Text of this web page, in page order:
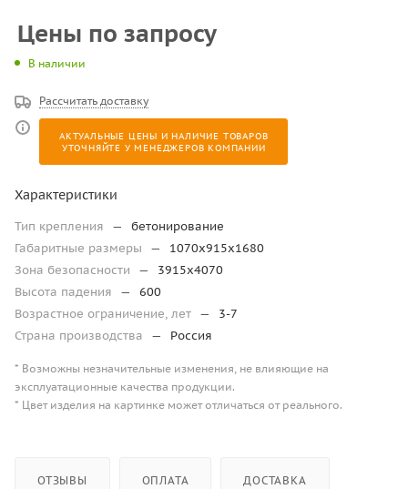
Цены по запросу
В наличии
Рассчитать доставку
АКТУАЛЬНЫЕ ЦЕНЫ И НАЛИЧИЕ ТОВАРОВ
УТОЧНЯЙТЕ У МЕНЕДЖЕРОВ КОМПАНИИ
Характеристики
Тип крепления —
бетонирование
Габаритные размеры
—
1070х915х1680
Зона безопасности
—
3915х4070
Высота падения
—
600
Возрастное ограничение, лет —
3-7
Страна производства
— Россия
* Возможны незначительные изменения, не влияющие на
эксплуатационные качества продукции.
* Цвет изделия на картинке может отличаться от реального.
ОТЗЫВЫ ОПЛАТА ДОСТАВКА